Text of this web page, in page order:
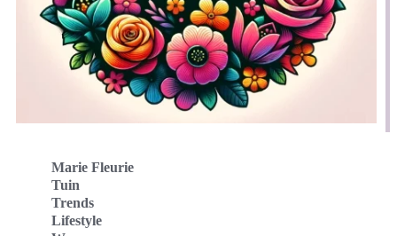
Marie Fleurie
Tuin
Trends
Lifestyle